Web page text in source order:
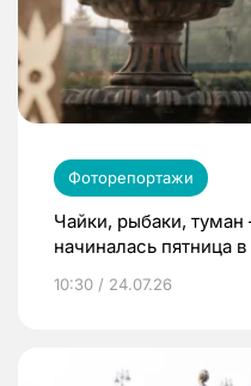
Фоторепортажи
Чайки, рыбаки,
начиналась пятница
10:30 / 24.07.26